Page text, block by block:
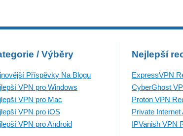
/ Výběry
Příspěvky Na Blogu
VPN pro Windows
VPN pro Mac
VPN pro iOS
VPN pro Android
Nejlepší
ExpressVPN
CyberGhost
Proton VPN
Private
IPVanish VPN